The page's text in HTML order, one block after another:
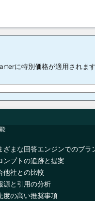
に特別価格が適用されま
ざまな回答エンジンでのブラ
ンプトの追跡と提案
他社との比較
源と引用の分析
度の高い推奨事項